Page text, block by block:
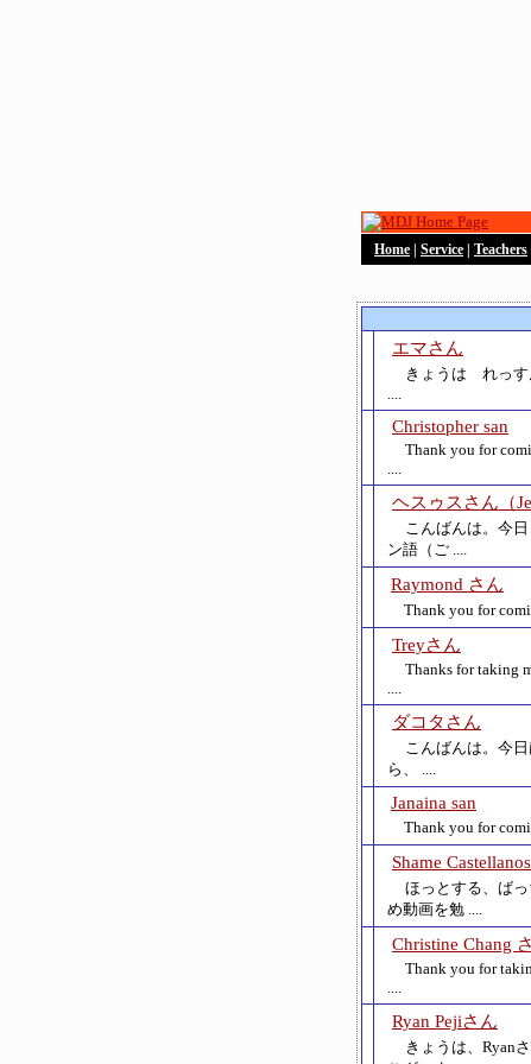
Home Service Teachers
エマさん
きょうは れっす
....
Christopher san
Thank you for
....
ヘスゥスさん（
こんばんは。今
ン語（ご ....
Raymond さん
Thank you for
Treyさん
Thanks for taking
....
ダコタさん
こんばんは。今
ら、 ....
Janaina san
Thank you for
Shame
ほっとする、ば
め動画を勉 ....
Christine Chang
Thank you for
....
Ryan Pejiさん
きょうは、Ryan